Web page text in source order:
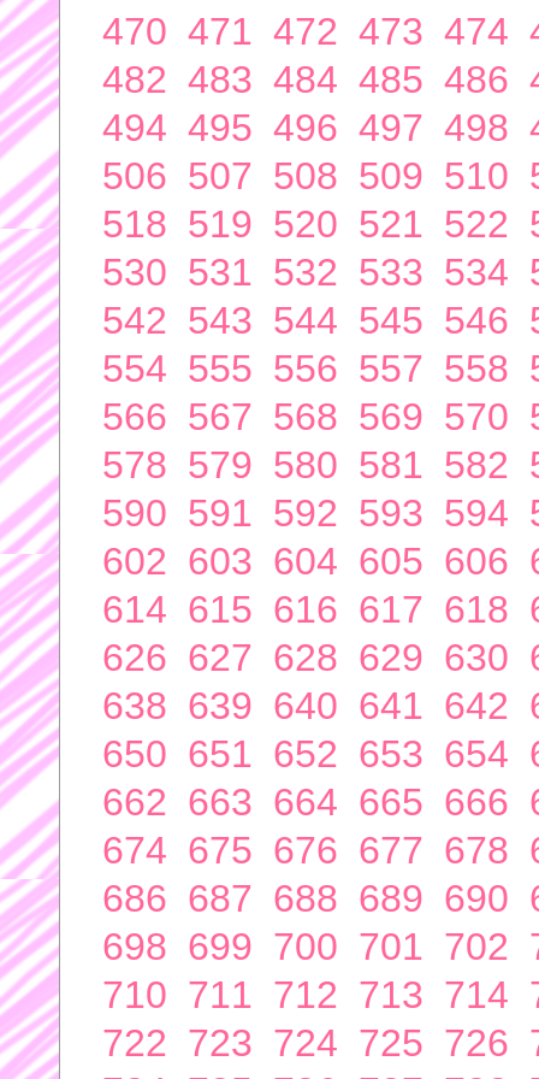
470 471 472 473 474
482 483 484 485 486
494 495 496 497 498
506 507 508 509 510
518 519 520 521 522
530 531 532 533 534
542 543 544 545 546
554 555 556 557 558
566 567 568 569 570
578 579 580 581 582
590 591 592 593 594
602 603 604 605 606
614 615 616 617 618
626 627 628 629 630
638 639 640 641 642
650 651 652 653 654
662 663 664 665 666
674 675 676 677 678
686 687 688 689 690
698 699 700 701 702
710 711 712 713 714
722 723 724 725 726